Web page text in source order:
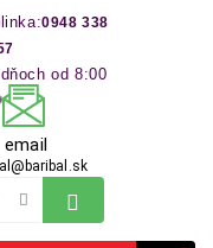
0948 338
od 8:00
hod
email